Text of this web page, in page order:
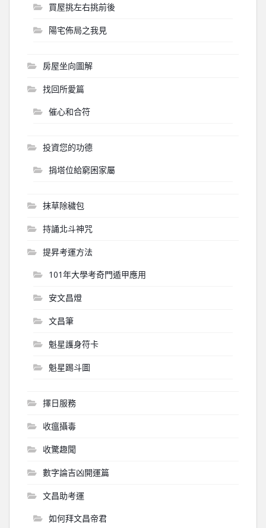
買屋挑左右挑前後
陽宅佈局之我見
房屋坐向圖解
找回所愛篇
催心和合符
投資您的功德
捐塔位給窮困家屬
抹草除穢包
持誦北斗神咒
提昇考運方法
101年大學考奇門遁甲應用
安文昌燈
文昌筆
魁星護身符卡
魁星踢斗圖
擇日服務
收瘟攝毒
收驚趣聞
數字論吉凶開運篇
文昌助考運
如何拜文昌帝君